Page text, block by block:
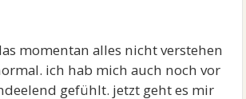
momentan alles nicht verstehen
ich hab mich auch noch vor
gefühlt. jetzt geht es mir